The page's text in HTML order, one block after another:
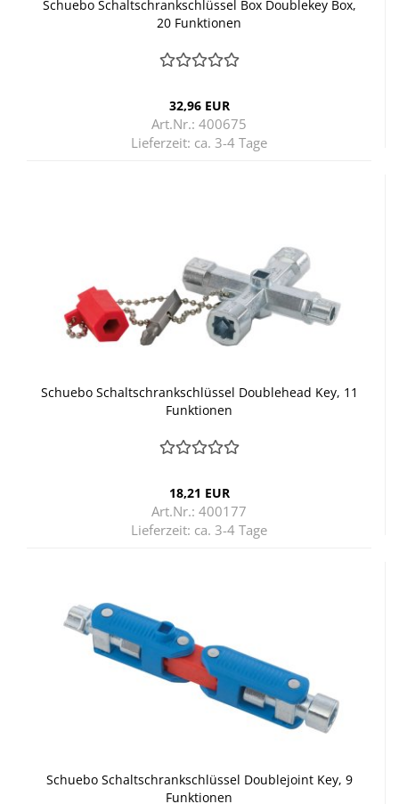
Schu­e­bo Schalt­schrank­schlüs­sel Box Dou­ble­key Box,
20 Funk­tio­nen
32,96 EUR
Art.Nr.: 400675
Lieferzeit: ca. 3-4 Tage
Schu­e­bo Schalt­schrank­schlüs­sel Doublehead Key, 11
Funk­tio­nen
18,21 EUR
Art.Nr.: 400177
Lieferzeit: ca. 3-4 Tage
Schu­e­bo Schalt­schrank­schlüs­sel Dou­ble­joint Key, 9
Funk­tio­nen